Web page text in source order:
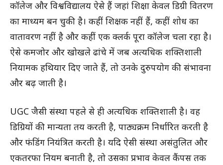
कॉलेज और विश्वविद्यालय ऐसे हैं जहां शिक्षा केवल डिग्री वितरण
का माध्यम बन चुकी है। कहीं शिक्षक नहीं हैं, कहीं शोध का
वातावरण नहीं है और कहीं एक क्लर्क पूरा कॉलेज चला रहा है।
ऐसे कमजोर और खोखले ढांचे में जब अत्यधिक शक्तिशाली
नियामक हथियार दिए जाते हैं, तो उनके दुरुपयोग की संभावना
और बढ़ जाती है।
UGC जैसी संस्था पहले से ही अत्यधिक शक्तिशाली है। वह
डिग्रियों की मान्यता तय करती है, पाठ्यक्रम निर्धारित करती है
और फंडिंग नियंत्रित करती है। यदि ऐसी संस्था असंतुलित और
एकतरफा नियम बनाती है, तो उसका प्रभाव केवल कैंपस तक